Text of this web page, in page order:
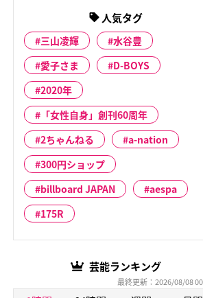
人気タグ
三山凌輝
水谷豊
愛子さま
D-BOYS
2020年
「女性自身」創刊60周年
2ちゃんねる
a-nation
300円ショップ
billboard JAPAN
aespa
175R
芸能ランキング
最終更新：2026/08/08